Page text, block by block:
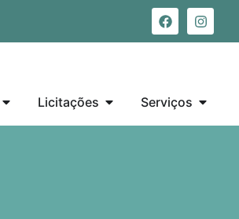
Licitações Serviços